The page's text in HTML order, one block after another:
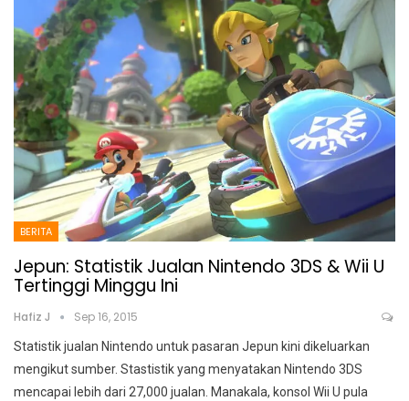
BERITA
Jepun: Statistik Jualan Nintendo 3DS & Wii U
Tertinggi Minggu Ini
Hafiz J Sep 16, 2015
Statistik jualan Nintendo untuk pasaran Jepun kini dikeluarkan
mengikut sumber. Stastistik yang menyatakan Nintendo 3DS
mencapai lebih dari 27,000 jualan. Manakala, konsol Wii U pula